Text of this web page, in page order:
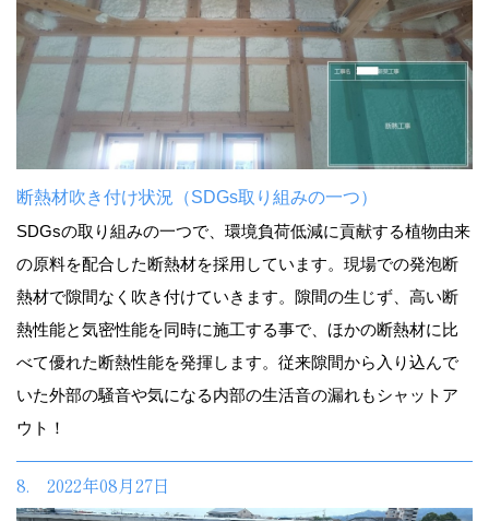
断熱材吹き付け状況（SDGs取り組みの一つ）
SDGsの取り組みの一つで、環境負荷低減に貢献する植物由来
の原料を配合した断熱材を採用しています。現場での発泡断
熱材で隙間なく吹き付けていきます。隙間の生じず、高い断
熱性能と気密性能を同時に施工する事で、ほかの断熱材に比
べて優れた断熱性能を発揮します。従来隙間から入り込んで
いた外部の騒音や気になる内部の生活音の漏れもシャットア
ウト！
8. 2022年08月27日